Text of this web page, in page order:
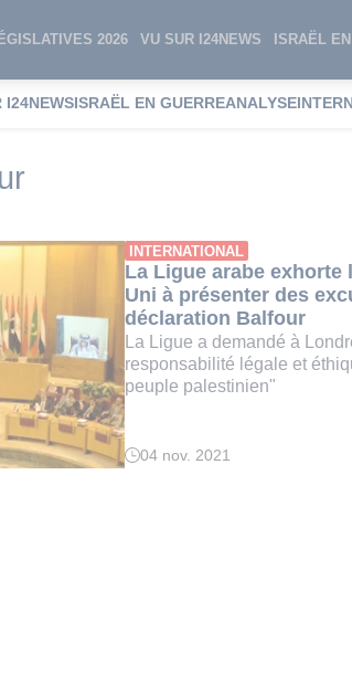
2026 VU SUR I24NEWS ISRAËL
I24NEWSISRAËL EN GUERREANALYSE
déclaration Balfour
INTERNATIONAL
La Ligue arabe exhorte
Uni à présenter des
déclaration Balfour
La Ligue a demandé à
responsabilité légale et
peuple palestinien"
Temps
04 nov. 2021